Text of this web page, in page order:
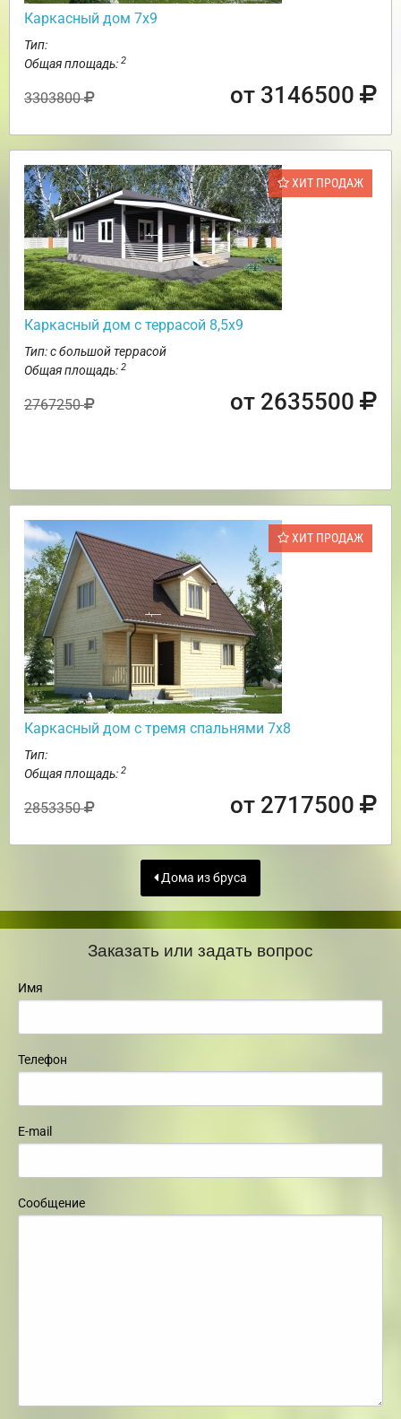
Каркасный дом 7х9
Тип:
Общая площадь: 2
3303800 от 3146500
ХИТ ПРОДАЖ
Каркасный дом с террасой 8,5х9
Тип: с большой террасой
Общая площадь: 2
2767250 от 2635500
ХИТ ПРОДАЖ
Каркасный дом с тремя спальнями 7х8
Тип:
Общая площадь: 2
2853350 от 2717500
Дома из бруса
Заказать или задать вопрос
Имя
Телефон
E-mail
Сообщение